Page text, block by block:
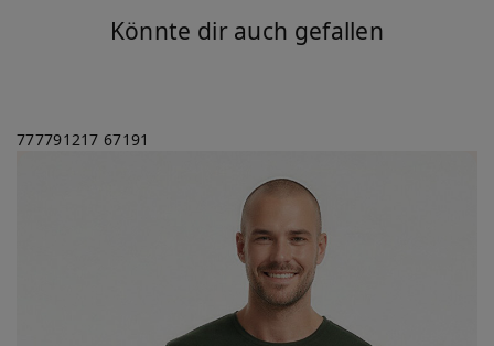
Könnte dir auch gefallen
777791217 67191